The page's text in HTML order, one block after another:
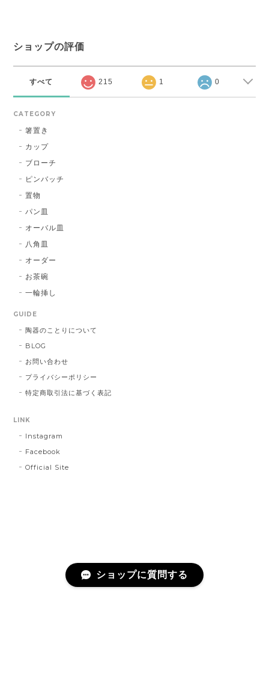
ショップの評価
すべて 215 1 0
CATEGORY
箸置き
カップ
ブローチ
ピンバッチ
置物
パン皿
オーバル皿
八角皿
オーダー
お茶碗
一輪挿し
GUIDE
陶器のことりについて
BLOG
お問い合わせ
プライバシーポリシー
特定商取引法に基づく表記
LINK
Instagram
Facebook
Official Site
ショップに質問する